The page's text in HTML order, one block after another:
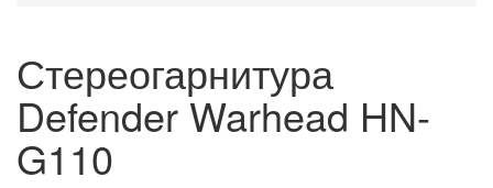
Стереогарнитура
Defender Warhead HN-
G110